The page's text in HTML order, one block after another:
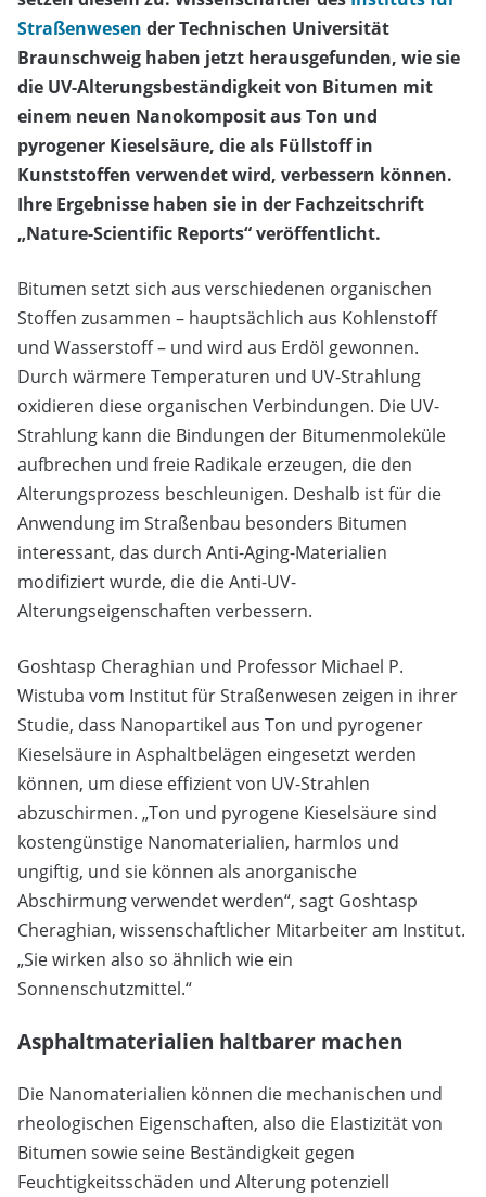
Straßenwesen der Technischen Universität
Braunschweig haben jetzt herausgefunden, wie sie
die UV-Alterungsbeständigkeit von Bitumen mit
einem neuen Nanokomposit aus Ton und
pyrogener Kieselsäure, die als Füllstoff in
Kunststoffen verwendet wird, verbessern können.
Ihre Ergebnisse haben sie in der Fachzeitschrift
„Nature-Scientific Reports“ veröffentlicht.
Bitumen setzt sich aus verschiedenen organischen
Stoffen zusammen – hauptsächlich aus Kohlenstoff
und Wasserstoff – und wird aus Erdöl gewonnen.
Durch wärmere Temperaturen und UV-Strahlung
oxidieren diese organischen Verbindungen. Die UV-
Strahlung kann die Bindungen der Bitumenmoleküle
aufbrechen und freie Radikale erzeugen, die den
Alterungsprozess beschleunigen. Deshalb ist für die
Anwendung im Straßenbau besonders Bitumen
interessant, das durch Anti-Aging-Materialien
modifiziert wurde, die die Anti-UV-
Alterungseigenschaften verbessern.
Goshtasp Cheraghian und Professor Michael P.
Wistuba vom Institut für Straßenwesen zeigen in ihrer
Studie, dass Nanopartikel aus Ton und pyrogener
Kieselsäure in Asphaltbelägen eingesetzt werden
können, um diese effizient von UV-Strahlen
abzuschirmen. „Ton und pyrogene Kieselsäure sind
kostengünstige Nanomaterialien, harmlos und
ungiftig, und sie können als anorganische
Abschirmung verwendet werden“, sagt Goshtasp
Cheraghian, wissenschaftlicher Mitarbeiter am Institut.
„Sie wirken also so ähnlich wie ein
Sonnenschutzmittel.“
Asphaltmaterialien haltbarer machen
Die Nanomaterialien können die mechanischen und
rheologischen Eigenschaften, also die Elastizität von
Bitumen sowie seine Beständigkeit gegen
Feuchtigkeitsschäden und Alterung potenziell